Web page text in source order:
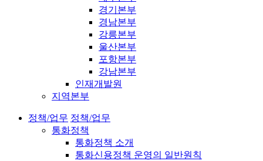
경기본부
경남본부
강릉본부
울산본부
포항본부
강남본부
인재개발원
지역본부
정책/업무 정책/업무
통화정책
통화정책 소개
통화신용정책 운영의 일반원칙